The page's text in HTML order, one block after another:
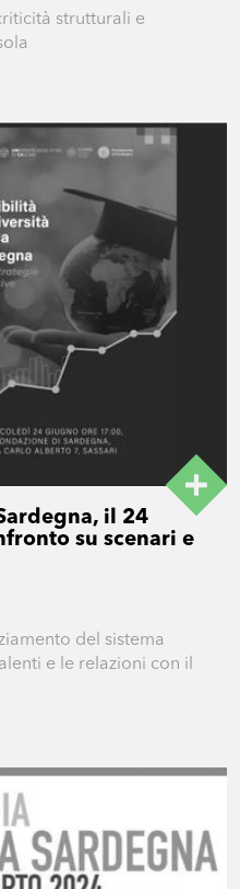
strutturali e
il 24
su scenari e
del sistema
e le relazioni con il